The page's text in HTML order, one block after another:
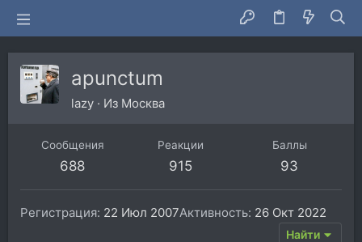
apunctum
lazy · Из Москва
Сообщения
688
Реакции
915
Баллы
93
Регистрация 22 Июл 2007Активность 26 Окт 2022
Найти